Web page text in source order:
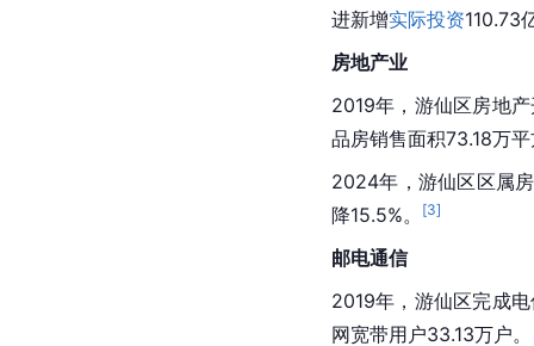
进新增实际投资110.73
房地产业
2019年，游仙区房地
品房销售面积73.18万
2024年，游仙区区属
降15.5%。
[3]
邮电通信
2019年，游仙区完成
网宽带用户33.13万户。